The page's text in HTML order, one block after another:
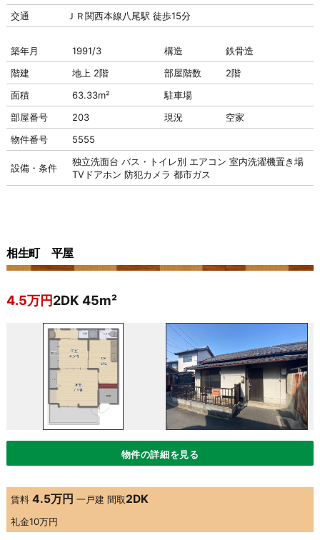
交通
ＪＲ関西本線八尾駅 徒歩15分
築年月 1991/3 構造
鉄骨造
階建
地上 2階 部屋階数
2階
面積
63.33m²
駐車場
部屋番号
203 現況
空家
物件番号
5555
設備・条件
独立洗面台 バス・トイレ別 エアコン 室内洗濯機置き場
TVドアホン 防犯カメラ 都市ガス
相生町 平屋
4.5万円2DK 45m²
物件の詳細を見る
賃料 4.5万円一戸建 間取2DK
礼金10万円